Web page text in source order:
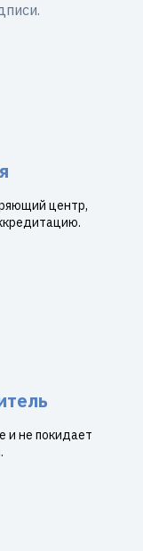
центр,
и не покидает